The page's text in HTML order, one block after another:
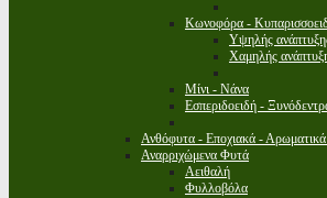
Κωνοφόρα -
Υψηλής
Χαμηλής
Μίνι - Νάνα
Εσπεριδοειδή -
Ανθόφυτα - Εποχιακά -
Αναρριχώμενα Φυτά
Αειθαλή
Φυλλοβόλα